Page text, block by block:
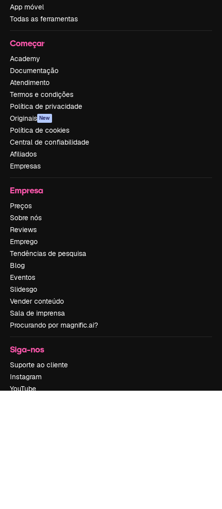
App móvel
Todas as ferramentas
Começar
Academy
Documentação
Atendimento
Termos e condições
Política de privacidade
Originais New
Política de cookies
Central de confiabilidade
Afiliados
Empresas
Empresa
Preços
Sobre nós
Reviews
Emprego
Tendências de pesquisa
Blog
Eventos
Slidesgo
Vender conteúdo
Sala de imprensa
Procurando por magnific.ai?
Siga-nos
Suporte ao cliente
Instagram
YouTube